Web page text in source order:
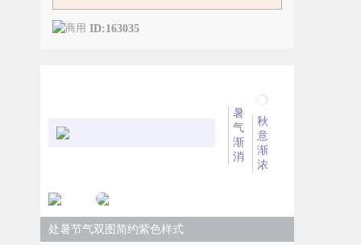
ID:163035
暑
气
渐
消
秋
意
渐
浓
处暑节气双图简约紫色样式